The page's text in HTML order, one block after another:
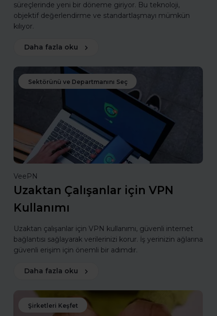
süreçlerinde yeni bir döneme giriyor. Bu teknoloji,
objektif değerlendirme ve standartlaşmayı mümkün
kılıyor.
Daha fazla oku
Sektörünü ve Departmanını Seç
VeePN
Uzaktan Çalışanlar için VPN
Kullanımı
Uzaktan çalışanlar için VPN kullanımı, güvenli internet
bağlantısı sağlayarak verilerinizi korur. İş yerinizin ağlarına
güvenli erişim için önemli bir adımdır.
Daha fazla oku
Şirketleri Keşfet